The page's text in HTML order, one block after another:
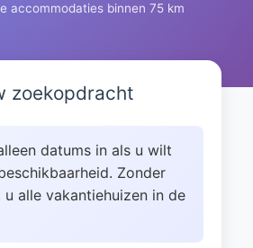
accommodaties binnen 75 km
zoekopdracht
datums in als u wilt
Zonder
alle vakantiehuizen in de